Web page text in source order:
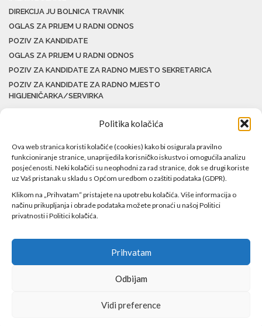
Politika kolačića
Ova web stranica koristi kolačiće (cookies) kako bi osigurala pravilno
funkcioniranje stranice, unaprijedila korisničko iskustvo i omogućila analizu
posjećenosti. Neki kolačići su neophodni za rad stranice, dok se drugi koriste
uz Vaš pristanak u skladu s Općom uredbom o zaštiti podataka (GDPR).
Klikom na „Prihvatam“ pristajete na upotrebu kolačića. Više informacija o
načinu prikupljanja i obrade podataka možete pronaći u našoj Politici
privatnosti i Politici kolačića.
Prihvatam
Odbijam
Vidi preference
DIREKCIJA JU BOLNICA TRAVNIK
OGLAS ZA PRIJEM U RADNI ODNOS
POZIV ZA KANDIDATE
OGLAS ZA PRIJEM U RADNI ODNOS
POZIV ZA KANDIDATE ZA RADNO MJESTO SEKRETARICA
POZIV ZA KANDIDATE ZA RADNO MJESTO
HIGIJENIČARKA/SERVIRKA
zadržana!